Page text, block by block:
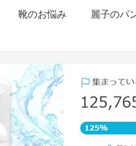
靴のお悩み 麗子のパ
トアドバイザー認定スクール
シンデレラシューズ講座